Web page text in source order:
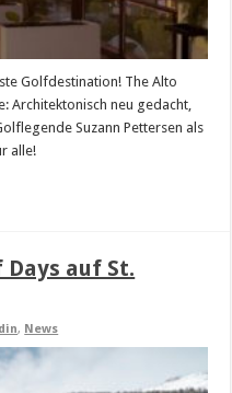
Golfdestination! The Alto
Architektonisch neu gedacht,
Suzann Pettersen als
alle!
auf St.
, News